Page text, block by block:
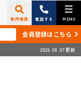
物件検索 電話する MENU
会員登録はこちら
2026.08.07更新